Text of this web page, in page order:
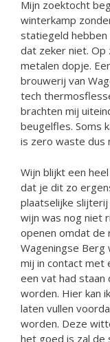
Mijn zoektocht
winterkamp
statiegeld hebben
dat zeker niet. Op
metalen dopje.
brouwerij van
tech
brachten mij
beugelfles. Soms
is zero waste dus
Wijn blijkt een
dat je dit zo
plaatselijke
wijn was nog niet
openen omdat de
Wageningse Berg
mij in contact met
een vat had
worden. Hier kan
laten vullen
worden. Deze
het goed is zal de